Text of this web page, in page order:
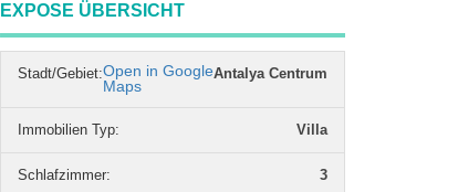
EXPOSE ÜBERSICHT
Stadt/Gebiet: Antalya Centrum
Open in Google
Maps
Immobilien Typ: Villa
Schlafzimmer: 3